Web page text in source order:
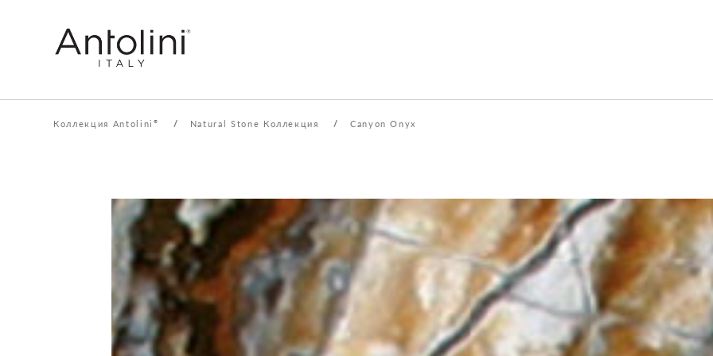
Коллекция Antolini ® / Natural Stone Коллекция / Canyon Onyx